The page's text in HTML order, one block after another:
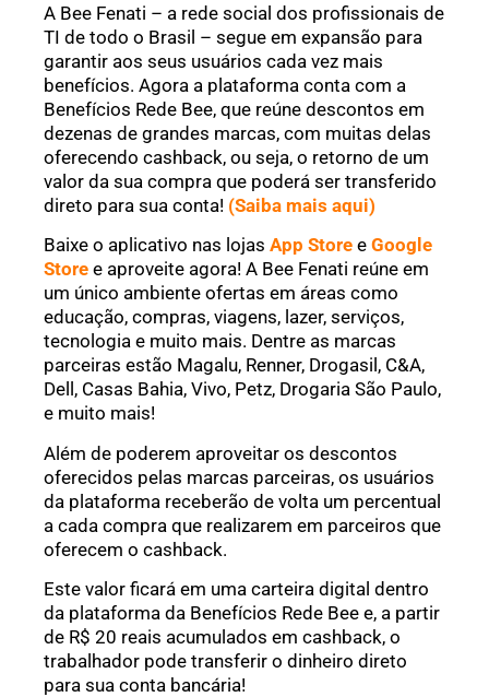
A Bee Fenati – a rede social dos profissionais de
TI de todo o Brasil – segue em expansão para
garantir aos seus usuários cada vez mais
benefícios. Agora a plataforma conta com a
Benefícios Rede Bee, que reúne descontos em
dezenas de grandes marcas, com muitas delas
oferecendo cashback, ou seja, o retorno de um
valor da sua compra que poderá ser transferido
direto para sua conta! (Saiba mais aqui)
Baixe o aplicativo nas lojas App Store e Google
Store e aproveite agora! A Bee Fenati reúne em
um único ambiente ofertas em áreas como
educação, compras, viagens, lazer, serviços,
tecnologia e muito mais. Dentre as marcas
parceiras estão Magalu, Renner, Drogasil, C&A,
Dell, Casas Bahia, Vivo, Petz, Drogaria São Paulo,
e muito mais!
Além de poderem aproveitar os descontos
oferecidos pelas marcas parceiras, os usuários
da plataforma receberão de volta um percentual
a cada compra que realizarem em parceiros que
oferecem o cashback.
Este valor ficará em uma carteira digital dentro
da plataforma da Benefícios Rede Bee e, a partir
de R$ 20 reais acumulados em cashback, o
trabalhador pode transferir o dinheiro direto
para sua conta bancária!